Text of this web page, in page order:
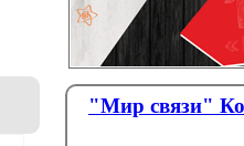
"Мир связи"